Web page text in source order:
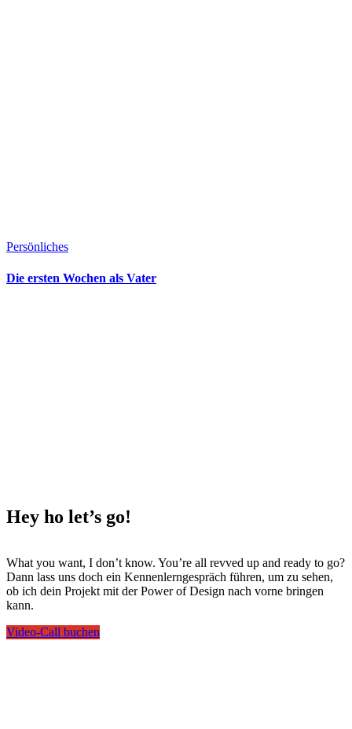
Persönliches
Die ersten Wochen als Vater
Hey ho let’s go!
What you want, I don’t know. You’re all revved up and ready to go?
Dann lass uns doch ein Kennenlerngespräch führen, um zu sehen,
ob ich dein Projekt mit der Power of Design nach vorne bringen
kann.
Video-Call buchen